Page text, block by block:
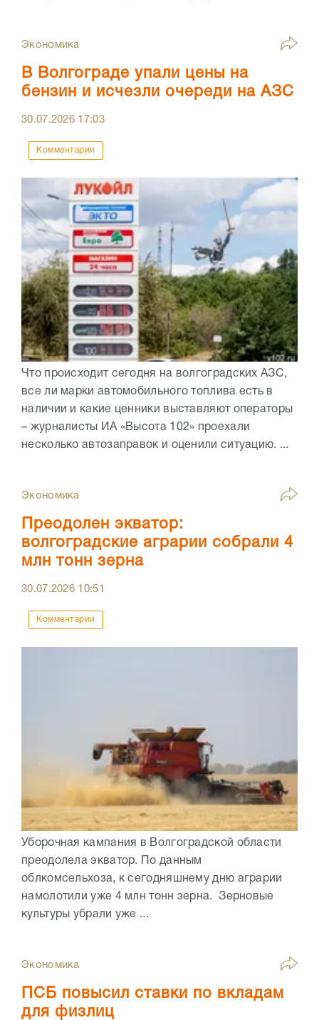
Экономика
В Волгограде упали цены на
бензин и исчезли очереди на АЗС
30.07.2026 17:03
Комментарии
Что происходит сегодня на волгоградских АЗС,
все ли марки автомобильного топлива есть в
наличии и какие ценники выставляют операторы
– журналисты ИА «Высота 102» проехали
несколько автозаправок и оценили ситуацию. ...
Экономика
Преодолен экватор:
волгоградские аграрии собрали 4
млн тонн зерна
30.07.2026 10:51
Комментарии
Уборочная кампания в Волгоградской области
преодолела экватор. По данным
облкомсельхоза, к сегодняшнему дню аграрии
намолотили уже 4 млн тонн зерна. Зерновые
культуры убрали уже ...
Экономика
ПСБ повысил ставки по вкладам
для физлиц